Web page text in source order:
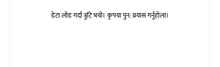
डेटा लोड गर्दा त्रुटि भयो। कृपया पुन: प्रयास गर्नुहोला।